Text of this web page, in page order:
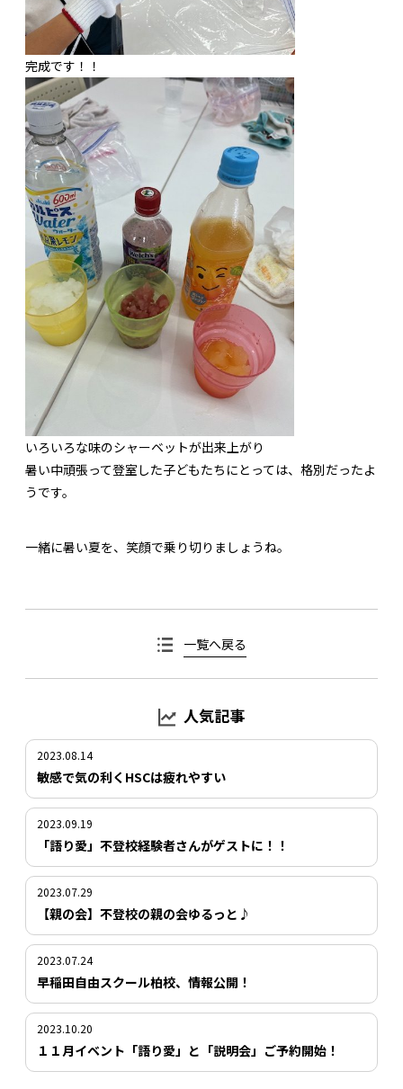
完成です！！
いろいろな味のシャーベットが出来上がり
暑い中頑張って登室した子どもたちにとっては、格別だったよ
うです。
一緒に暑い夏を、笑顔で乗り切りましょうね。
一覧へ戻る
人気記事
2023.08.14
敏感で気の利くHSCは疲れやすい
2023.09.19
「語り愛」不登校経験者さんがゲストに！！
2023.07.29
【親の会】不登校の親の会ゆるっと♪
2023.07.24
早稲田自由スクール柏校、情報公開！
2023.10.20
１１月イベント「語り愛」と「説明会」ご予約開始！